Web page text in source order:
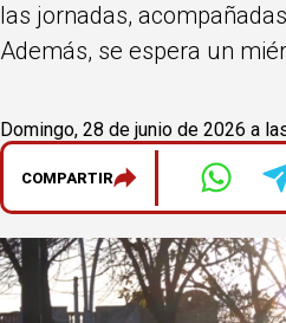
las jornadas,
Además, se espera un
Domingo, 28 de junio de 2026 a
COMPARTIR